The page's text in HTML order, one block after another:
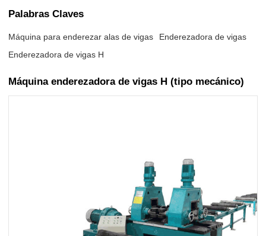
Palabras Claves
Máquina para enderezar alas de vigas
Enderezadora de vigas
Enderezadora de vigas H
Máquina enderezadora de vigas H (tipo mecánico)